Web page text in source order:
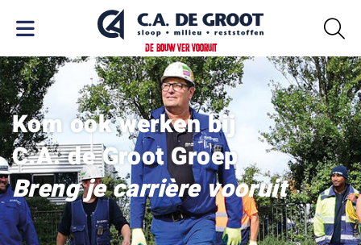
DE BOUW VER VOORUIT
Kom ook werken bij
C.A. de Groot Groep
Breng je carrière vooruit